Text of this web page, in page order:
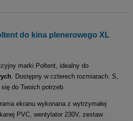
do kina plenerowego XL
marki Poltent, idealny do
. Dostępny w czterech rozmiarach: S,
do Twoich potrzeb.
ekranu wykonana z wytrzymałej
PVC, wentylator 230V, zestaw